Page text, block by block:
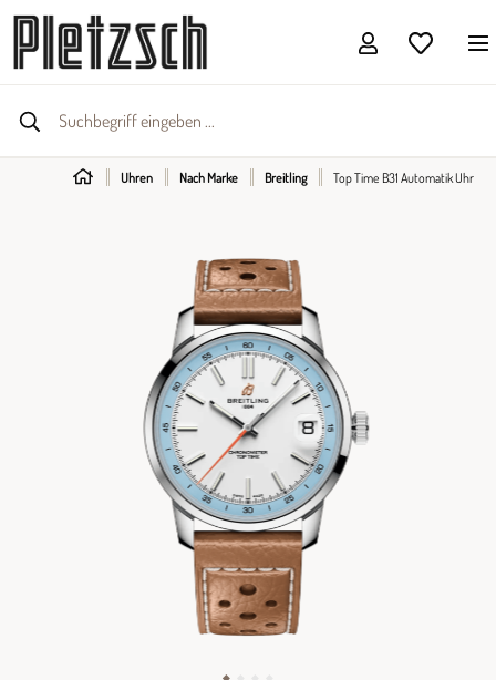
Uhren Nach Marke Breitling Top Time B31 Automatik Uhr